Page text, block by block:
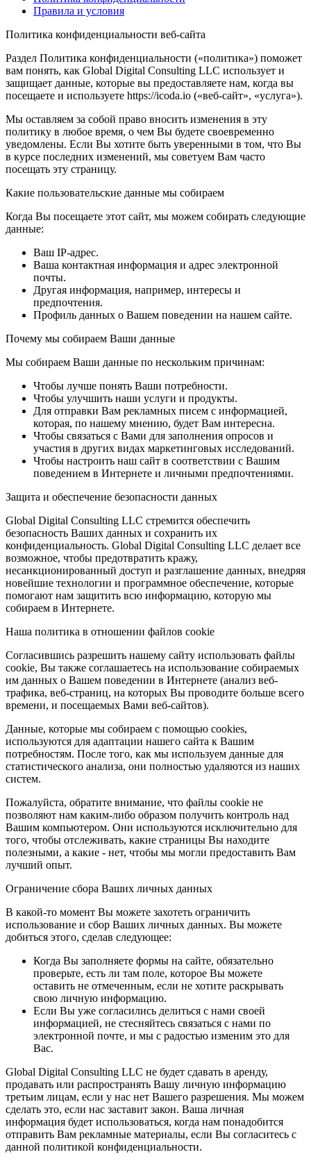
Правила и условия
Политика конфиденциальности веб-сайта
Раздел Политика конфиденциальности («политика») поможет
вам понять, как Global Digital Consulting LLC использует и
защищает данные, которые вы предоставляете нам, когда вы
посещаете и используете https://icoda.io («веб-сайт», «услуга»).
Мы оставляем за собой право вносить изменения в эту
политику в любое время, о чем Вы будете своевременно
уведомлены. Если Вы хотите быть уверенными в том, что Вы
в курсе последних изменений, мы советуем Вам часто
посещать эту страницу.
Какие пользовательские данные мы собираем
Когда Вы посещаете этот сайт, мы можем собирать следующие
данные:
Ваш IP-адрес.
Ваша контактная информация и адрес электронной
почты.
Другая информация, например, интересы и
предпочтения.
Профиль данных о Вашем поведении на нашем сайте.
Почему мы собираем Ваши данные
Мы собираем Ваши данные по нескольким причинам:
Чтобы лучше понять Ваши потребности.
Чтобы улучшить наши услуги и продукты.
Для отправки Вам рекламных писем с информацией,
которая, по нашему мнению, будет Вам интересна.
Чтобы связаться с Вами для заполнения опросов и
участия в других видах маркетинговых исследований.
Чтобы настроить наш сайт в соответствии с Вашим
поведением в Интернете и личными предпочтениями.
Защита и обеспечение безопасности данных
Global Digital Consulting LLC стремится обеспечить
безопасность Ваших данных и сохранить их
конфиденциальность. Global Digital Consulting LLC делает все
возможное, чтобы предотвратить кражу,
несанкционированный доступ и разглашение данных, внедряя
новейшие технологии и программное обеспечение, которые
помогают нам защитить всю информацию, которую мы
собираем в Интернете.
Наша политика в отношении файлов cookie
Согласившись разрешить нашему сайту использовать файлы
cookie, Вы также соглашаетесь на использование собираемых
им данных о Вашем поведении в Интернете (анализ веб-
трафика, веб-страниц, на которых Вы проводите больше всего
времени, и посещаемых Вами веб-сайтов).
Данные, которые мы собираем с помощью cookies,
используются для адаптации нашего сайта к Вашим
потребностям. После того, как мы используем данные для
статистического анализа, они полностью удаляются из наших
систем.
Пожалуйста, обратите внимание, что файлы cookie не
позволяют нам каким-либо образом получить контроль над
Вашим компьютером. Они используются исключительно для
того, чтобы отслеживать, какие страницы Вы находите
полезными, а какие - нет, чтобы мы могли предоставить Вам
лучший опыт.
Ограничение сбора Ваших личных данных
В какой-то момент Вы можете захотеть ограничить
использование и сбор Ваших личных данных. Вы можете
добиться этого, сделав следующее:
Когда Вы заполняете формы на сайте, обязательно
проверьте, есть ли там поле, которое Вы можете
оставить не отмеченным, если не хотите раскрывать
свою личную информацию.
Если Вы уже согласились делиться с нами своей
информацией, не стесняйтесь связаться с нами по
электронной почте, и мы с радостью изменим это для
Вас.
Global Digital Consulting LLC не будет сдавать в аренду,
продавать или распространять Вашу личную информацию
третьим лицам, если у нас нет Вашего разрешения. Мы можем
сделать это, если нас заставит закон. Ваша личная
информация будет использоваться, когда нам понадобится
отправить Вам рекламные материалы, если Вы согласитесь с
данной политикой конфиденциальности.